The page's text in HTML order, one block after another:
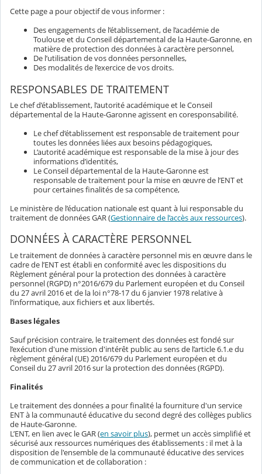
Cette page a pour objectif de vous informer :
Des engagements de l’établissement, de l’académie de
Toulouse et du Conseil départemental de la Haute-Garonne, en
matière de protection des données à caractère personnel,
De l’utilisation de vos données personnelles,
Des modalités de l’exercice de vos droits.
RESPONSABLES DE TRAITEMENT
Le chef d’établissement, l’autorité académique et le Conseil
départemental de la Haute-Garonne agissent en coresponsabilité.
Le chef d’établissement est responsable de traitement pour
toutes les données liées aux besoins pédagogiques,
L’autorité académique est responsable de la mise à jour des
informations d’identités,
Le Conseil départemental de la Haute-Garonne est
responsable de traitement pour la mise en œuvre de l’ENT et
pour certaines finalités de sa compétence,
Le ministère de l’éducation nationale est quant à lui responsable du
traitement de données GAR (Gestionnaire de l’accès aux ressources).
DONNÉES À CARACTÈRE PERSONNEL
Le traitement de données à caractère personnel mis en œuvre dans le
cadre de l’ENT est établi en conformité avec les dispositions du
Règlement général pour la protection des données à caractère
personnel (RGPD) n°2016/679 du Parlement européen et du Conseil
du 27 avril 2016 et de la loi n°78-17 du 6 janvier 1978 relative à
l’informatique, aux fichiers et aux libertés.
Bases légales
Sauf précision contraire, le traitement des données est fondé sur
l’exécution d'une mission d'intérêt public au sens de l’article 6.1.e du
règlement général (UE) 2016/679 du Parlement européen et du
Conseil du 27 avril 2016 sur la protection des données (RGPD).
Finalités
Le traitement des données a pour finalité la fourniture d'un service
ENT à la communauté éducative du second degré des collèges publics
de Haute-Garonne.
L’ENT, en lien avec le GAR (en savoir plus), permet un accès simplifié et
sécurisé aux ressources numériques des établissements : il met à la
disposition de l'ensemble de la communauté éducative des services
de communication et de collaboration :